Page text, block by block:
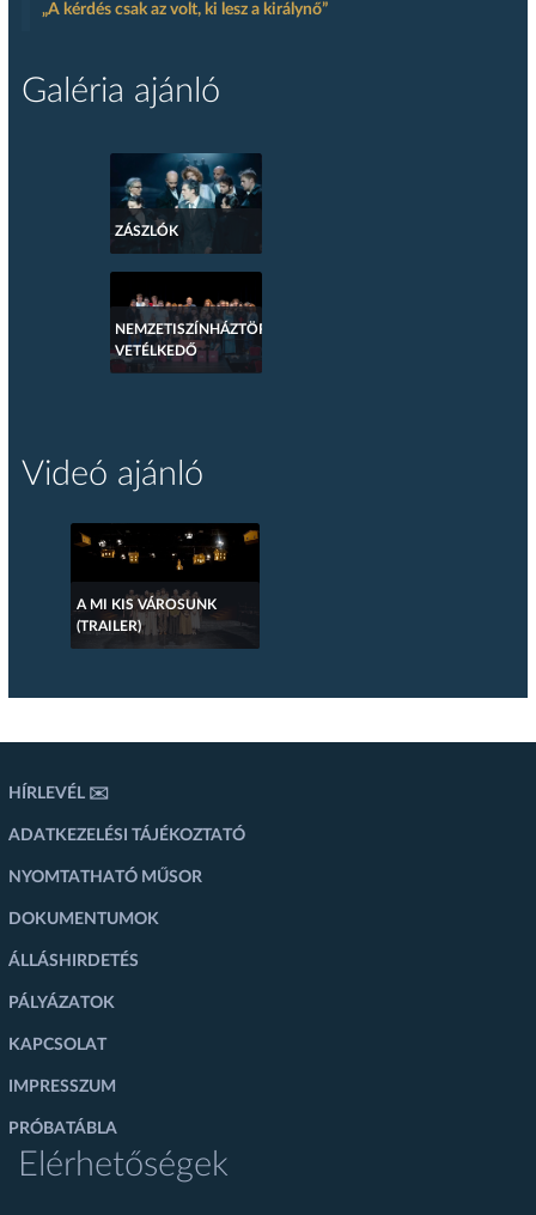
„A kérdés csak az volt, ki lesz a királynő”
Galéria ajánló
ZÁSZLÓK
NEMZETISZÍNHÁZTÖRTÉNETI
VETÉLKEDŐ
Videó ajánló
A MI KIS VÁROSUNK
(TRAILER)
HÍRLEVÉL ✉️
ADATKEZELÉSI TÁJÉKOZTATÓ
NYOMTATHATÓ MŰSOR
DOKUMENTUMOK
ÁLLÁSHIRDETÉS
PÁLYÁZATOK
KAPCSOLAT
IMPRESSZUM
PRÓBATÁBLA
Elérhetőségek